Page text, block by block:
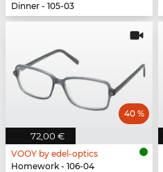
Dinner - 105-03
72,00 €
40 %
VOOY by edel-optics
Homework - 106-04